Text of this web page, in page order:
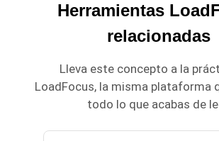
Herramientas
relacionadas
Lleva este concepto a la
LoadFocus, la misma plataforma
todo lo que acabas de